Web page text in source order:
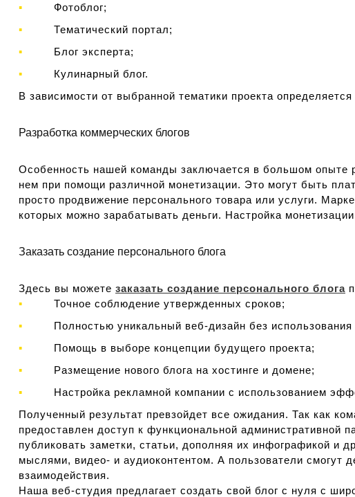
Фотоблог;
Тематический портал;
Блог эксперта;
Кулинарный блог.
В зависимости от выбранной тематики проекта
Разработка коммерческих блогов
Особенность нашей команды заключается в большом опыте
нем при помощи различной монетизации. Это могут быть
просто продвижение персонального товара или услуги.
которых можно зарабатывать деньги. Настройка
Заказать создание персонального блога
Здесь вы можете заказать создание персонального блога
Точное соблюдение утвержденных сроков;
Полностью уникальный веб-дизайн без
Помощь в выборе концепции будущего проекта;
Размещение нового блога на хостинге и домене;
Настройка рекламной компании с использованием
Полученный результат превзойдет все ожидания. Так как
предоставлен доступ к функциональной административной
публиковать заметки, статьи, дополняя их инфографикой и
мыслями, видео- и аудиоконтентом. А пользователи смогут
взаимодействия.
Наша веб-студия предлагает создать свой блог с нуля с